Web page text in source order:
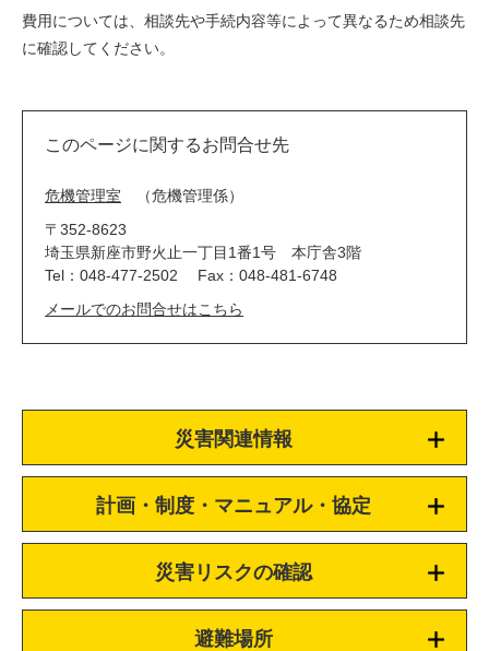
費用については、相談先や手続内容等によって異なるため相談先
に確認してください。
このページに関するお問合せ先
危機管理室
危機管理係
〒352-8623
埼玉県新座市野火止一丁目1番1号 本庁舎3階
Tel：048-477-2502
Fax：048-481-6748
メールでのお問合せはこちら
災害関連情報
計画・制度・マニュアル・協定
災害リスクの確認
避難場所